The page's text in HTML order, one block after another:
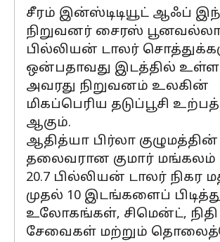
சீரம் இன்ஸ்டிடியூட் ஆஃப்
நிறுவனர் சைரஸ் பூனவல்லா,
பில்லியன் டாலர்
ஒன்பதாவது இடத்தில்
அவரது நிறுவனம் உலகின்
மிகப்பெரிய தடுப்பூசி
ஆகும்.
ஆதித்யா பிர்லா குழுமத்தின்
தலைவரான குமார் மங்கலம்
20.7 பில்லியன் டாலர் நிகர
முதல் 10 இடங்களைப்
உலோகங்கள், சிமென்ட், நிதி
சேவைகள் மற்றும்